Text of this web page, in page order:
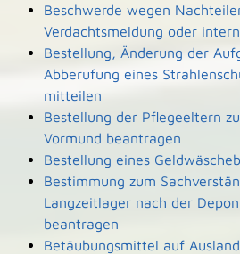
Beschwerde wegen
Verdachtsmeldung oder
Bestellung, Änderung der
Abberufung eines
mitteilen
Bestellung der Pflegeeltern
Vormund beantragen
Bestellung eines
Bestimmung zum
Langzeitlager nach der
beantragen
Betäubungsmittel auf